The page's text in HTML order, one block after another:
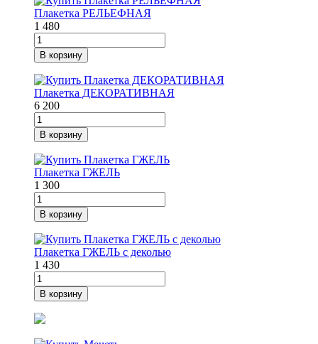
Плакетка РЕЛЬЕФНАЯ
1 480
В корзину
Плакетка ДЕКОРАТИВНАЯ
6 200
В корзину
Плакетка ГЖЕЛЬ
1 300
В корзину
Плакетка ГЖЕЛЬ с деколью
1 430
В корзину